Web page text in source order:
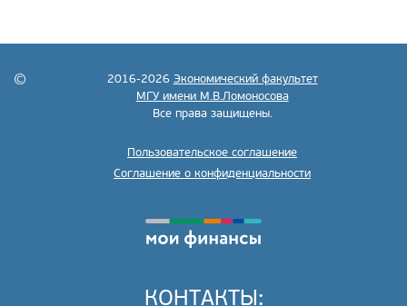
2016-2026 Экономический факультет
МГУ имени М.В.Ломоносова
Все права защищены.
Пользовательское соглашение
Соглашение о конфиденциальности
КОНТАКТЫ: